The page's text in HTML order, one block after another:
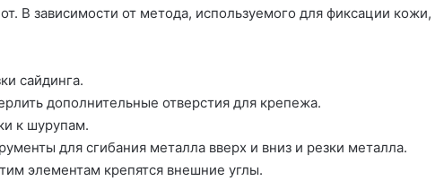
В зависимости от метода, используемого для фиксации кожи,
сайдинга.
дополнительные отверстия для крепежа.
к шурупам.
для сгибания металла вверх и вниз и резки металла.
элементам крепятся внешние углы.